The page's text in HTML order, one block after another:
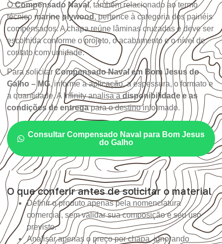
OCompensado Naval, também relacionado ao termo
técnico marine plywood, pertence à categoria dos painéis
compensados. A chapa reúne lâminas cruzadas e deve ser
escolhida conforme o projeto, o acabamento e o nível de
contato com umidade.
Para solicitar Compensado Naval em Bom Jesus do
Galho – MG, informe a aplicação, a espessura, o formato e
a quantidade. A Infinity analisa adisponibilidade e as
condições de entregapara o destino informado.
Consultar Compensado Naval para Bom Jesus
do Galho
O que conferir antes de solicitar o material
Definir o produto apenas pela nomenclatura
comercial, sem validar sua composição e seu uso
previsto.
Analisar apenas o preço por chapa, ignorando